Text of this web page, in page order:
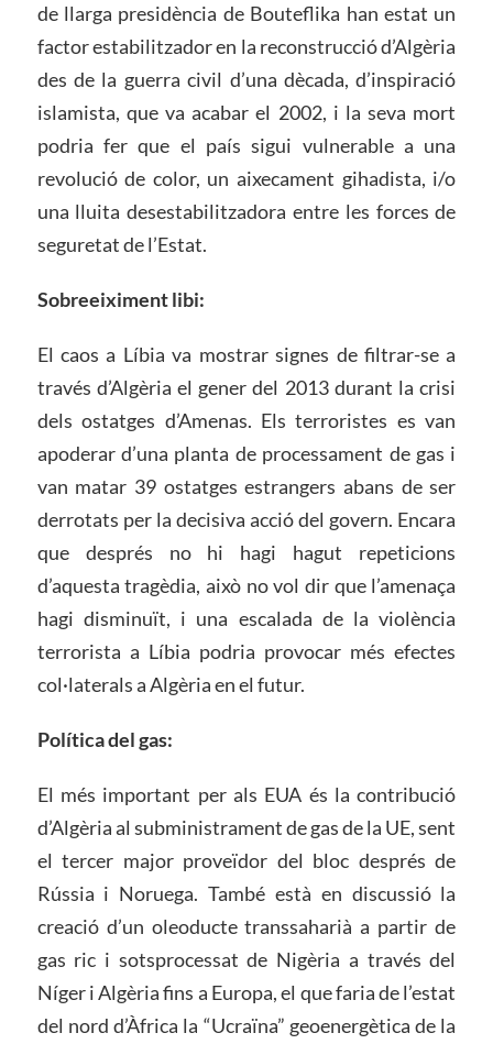
de llarga presidència de Bouteflika han estat un
factor estabilitzador en la reconstrucció d’Algèria
des de la guerra civil d’una dècada, d’inspiració
islamista, que va acabar el 2002, i la seva mort
podria fer que el país sigui vulnerable a una
revolució de color, un aixecament gihadista, i/o
una lluita desestabilitzadora entre les forces de
seguretat de l’Estat.
Sobreeiximent libi:
El caos a Líbia va mostrar signes de filtrar-se a
través d’Algèria el gener del 2013 durant la crisi
dels ostatges d’Amenas. Els terroristes es van
apoderar d’una planta de processament de gas i
van matar 39 ostatges estrangers abans de ser
derrotats per la decisiva acció del govern. Encara
que després no hi hagi hagut repeticions
d’aquesta tragèdia, això no vol dir que l’amenaça
hagi disminuït, i una escalada de la violència
terrorista a Líbia podria provocar més efectes
col·laterals a Algèria en el futur.
Política del gas:
El més important per als EUA és la contribució
d’Algèria al subministrament de gas de la UE, sent
el tercer major proveïdor del bloc després de
Rússia i Noruega. També està en discussió la
creació d’un oleoducte transsaharià a partir de
gas ric i sotsprocessat de Nigèria a través del
Níger i Algèria fins a Europa, el que faria de l’estat
del nord d’Àfrica la “Ucraïna” geoenergètica de la